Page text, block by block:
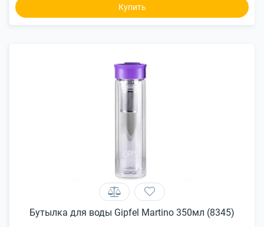
Купить
Бутылка для воды Gipfel Martino 350мл (8345)